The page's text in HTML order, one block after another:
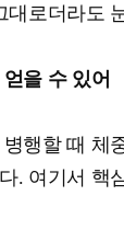
대로더라도
을 수 있어
행할 때
. 여기서 핵